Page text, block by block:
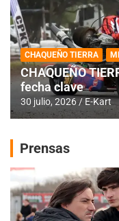
CHAQUEÑO TIERRA
CHAQUEÑO
fecha clave
30 julio, 2026 E-Kart
Prensas